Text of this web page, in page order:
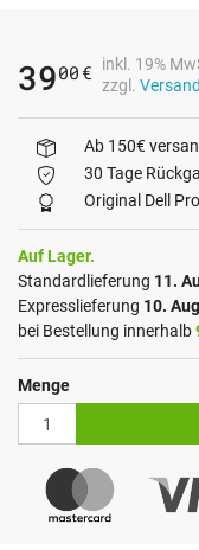
3900 €
inkl. 19%
zzgl.
Ab 150€
30 Tage
Original Dell
Auf Lager.
Standardlieferung 11.
Expresslieferung 10.
bei Bestellung innerhalb
Menge